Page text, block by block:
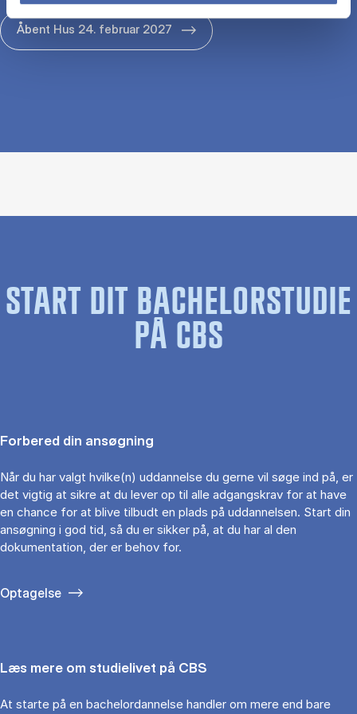
Åbent Hus 24. februar 2027
START DIT BACHELORSTUDIE
PÅ CBS
Forbered din ansøgning
Når du har valgt hvilke(n) uddannelse du gerne vil søge ind på, er
det vigtig at sikre at du lever op til alle adgangskrav for at have
en chance for at blive tilbudt en plads på uddannelsen. Start din
ansøgning i god tid, så du er sikker på, at du har al den
dokumentation, der er behov for.
Optagelse
Læs mere om studielivet på CBS
At starte på en bachelordannelse handler om mere end bare